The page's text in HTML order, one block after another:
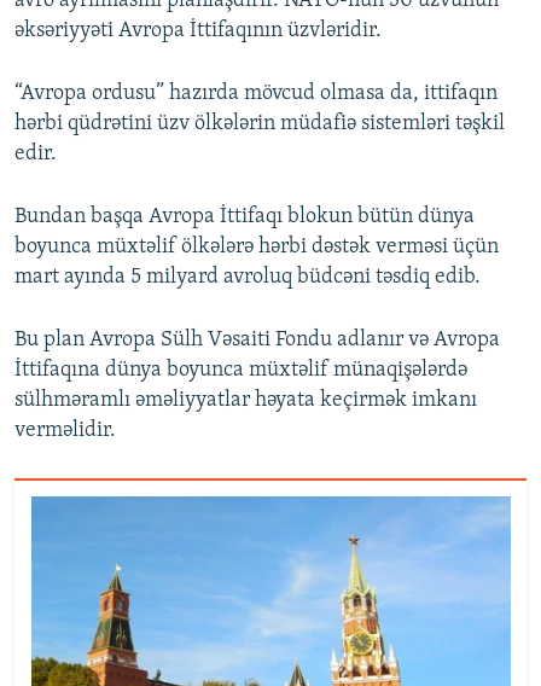
əksəriyyəti Avropa İttifaqının üzvləridir.
“Avropa ordusu” hazırda mövcud olmasa da, ittifaqın
hərbi qüdrətini üzv ölkələrin müdafiə sistemləri təşkil
edir.
Bundan başqa Avropa İttifaqı blokun bütün dünya
boyunca müxtəlif ölkələrə hərbi dəstək verməsi üçün
mart ayında 5 milyard avroluq büdcəni təsdiq edib.
Bu plan Avropa Sülh Vəsaiti Fondu adlanır və Avropa
İttifaqına dünya boyunca müxtəlif münaqişələrdə
sülhməramlı əməliyyatlar həyata keçirmək imkanı
verməlidir.